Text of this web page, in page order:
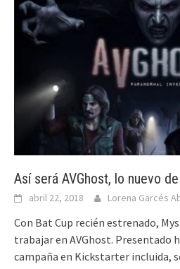
Así será AVGhost, lo nuevo
abril 22, 2018 Lorena Garcés
Con Bat Cup recién estrenado,
trabajar en AVGhost. Presentado
campaña en Kickstarter incluida,